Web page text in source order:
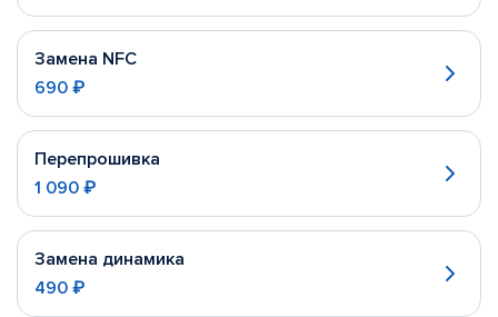
Замена NFC
690 ₽
Перепрошивка
1 090 ₽
Замена динамика
490 ₽